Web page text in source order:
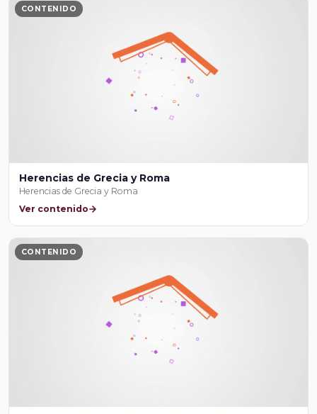
CONTENIDO
Herencias de Grecia y Roma
Herencias de Grecia y Roma
Ver contenido
CONTENIDO